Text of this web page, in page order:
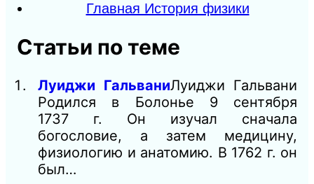
Главная История физики
Статьи по теме
Луиджи ГальваниЛуиджи Гальвани
Родился в Болонье 9 сентября
1737 г. Он изучал сначала
богословие, а затем медицину,
физиологию и анатомию. В 1762 г. он
был…